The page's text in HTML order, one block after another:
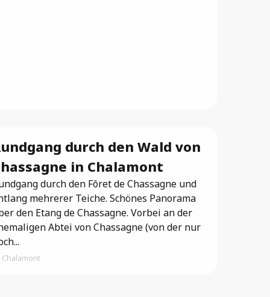
durch den Wald von
in Chalamont
durch den Fôret de Chassagne und
mehrerer Teiche. Schönes Panorama
den Etang de Chassagne. Vorbei an der
Abtei von Chassagne (von der nur
Chalamont